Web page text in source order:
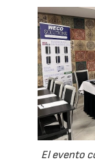
El evento